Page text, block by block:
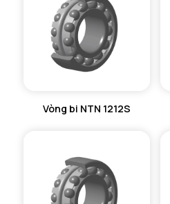
VÒNG BI CHẶN TRỤC NTN
VÒNG BI LĂN TRỤ ĐẨY NTN
GỐI ĐỠ 2 NỬA NTN
MÁY GIA NHIỆT NTN
Vòng bi NTN 1212S